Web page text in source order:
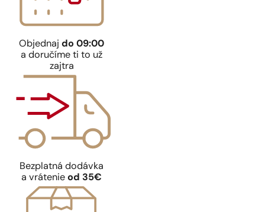
Objednajdo 09:00
a doručíme ti to už
zajtra
Bezplatná dodávka
a vrátenieod 35€